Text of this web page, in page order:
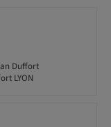
Duffort
LYON